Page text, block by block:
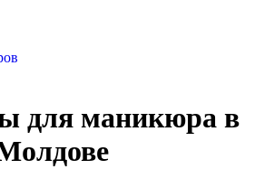
для маникюра в